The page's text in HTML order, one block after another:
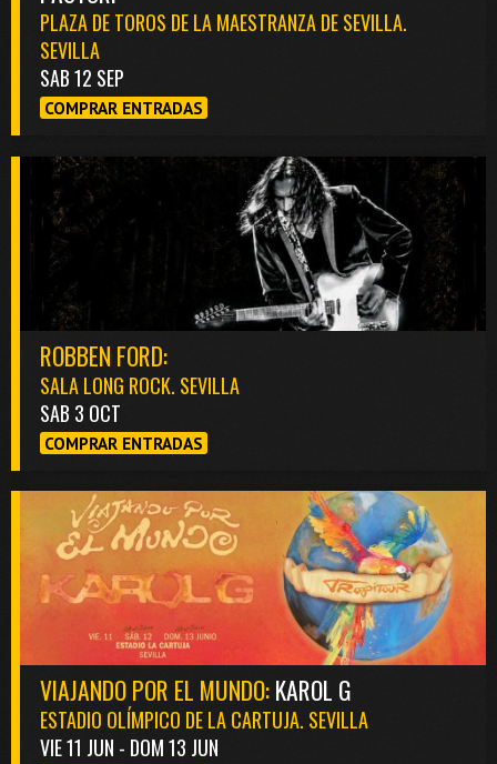
PLAZA DE TOROS DE LA MAESTRANZA DE SEVILLA.
SEVILLA
SAB 12 SEP
COMPRAR ENTRADAS
ROBBEN FORD:
SALA LONG ROCK. SEVILLA
SAB 3 OCT
COMPRAR ENTRADAS
VIAJANDO POR EL MUNDO:KAROL G
ESTADIO OLÍMPICO DE LA CARTUJA. SEVILLA
VIE 11 JUN - DOM 13 JUN